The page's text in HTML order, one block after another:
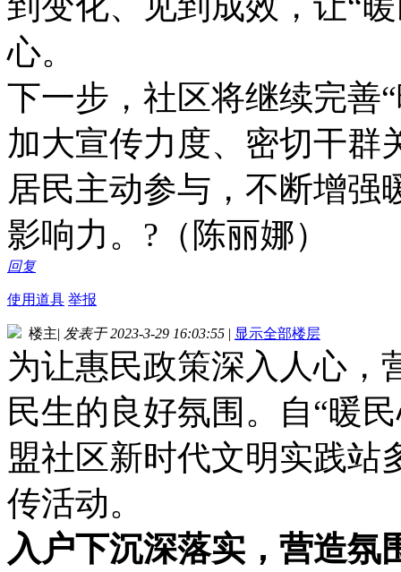
心。
下一步，社区将继续完善
加大宣传力度、密切干群
居民主动参与，不断增强
影响力。?（陈丽娜）
回复
使用道具 举报
楼主| 发表于 2023-3-29 16:03:55 | 显示全部楼层
为让惠民政策深入人心，
民生的良好氛围。自“暖
盟社区新时代文明实践站
传活动。
入户下沉深落实，营造氛